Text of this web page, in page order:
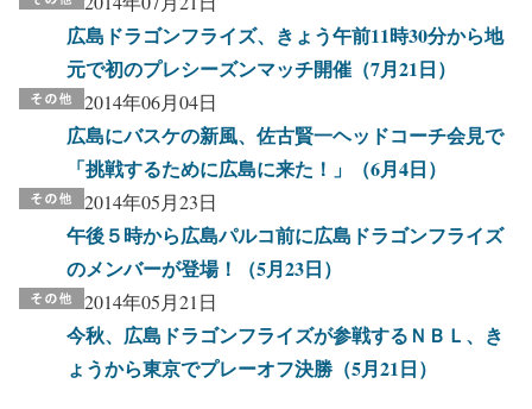
広島ドラゴンフライズ、きょう午前11時30分から地
元で初のプレシーズンマッチ開催（7月21日）
2014年06月04日
広島にバスケの新風、佐古賢一ヘッドコーチ会見で
「挑戦するために広島に来た！」（6月4日）
2014年05月23日
午後５時から広島パルコ前に広島ドラゴンフライズ
のメンバーが登場！（5月23日）
2014年05月21日
今秋、広島ドラゴンフライズが参戦するＮＢＬ、き
ょうから東京でプレーオフ決勝（5月21日）